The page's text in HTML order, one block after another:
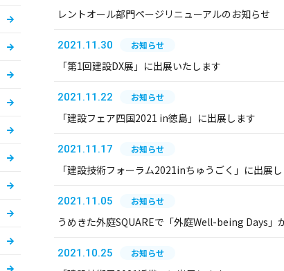
レントオール部門ページリニューアルのお知らせ
2021.11.30 お知らせ
「第1回建設DX展」に出展いたします
2021.11.22 お知らせ
「建設フェア四国2021 in徳島」に出展します
2021.11.17 お知らせ
「建設技術フォーラム2021inちゅうごく」に出展
2021.11.05 お知らせ
うめきた外庭SQUAREで「外庭Well-being Days」
2021.10.25 お知らせ